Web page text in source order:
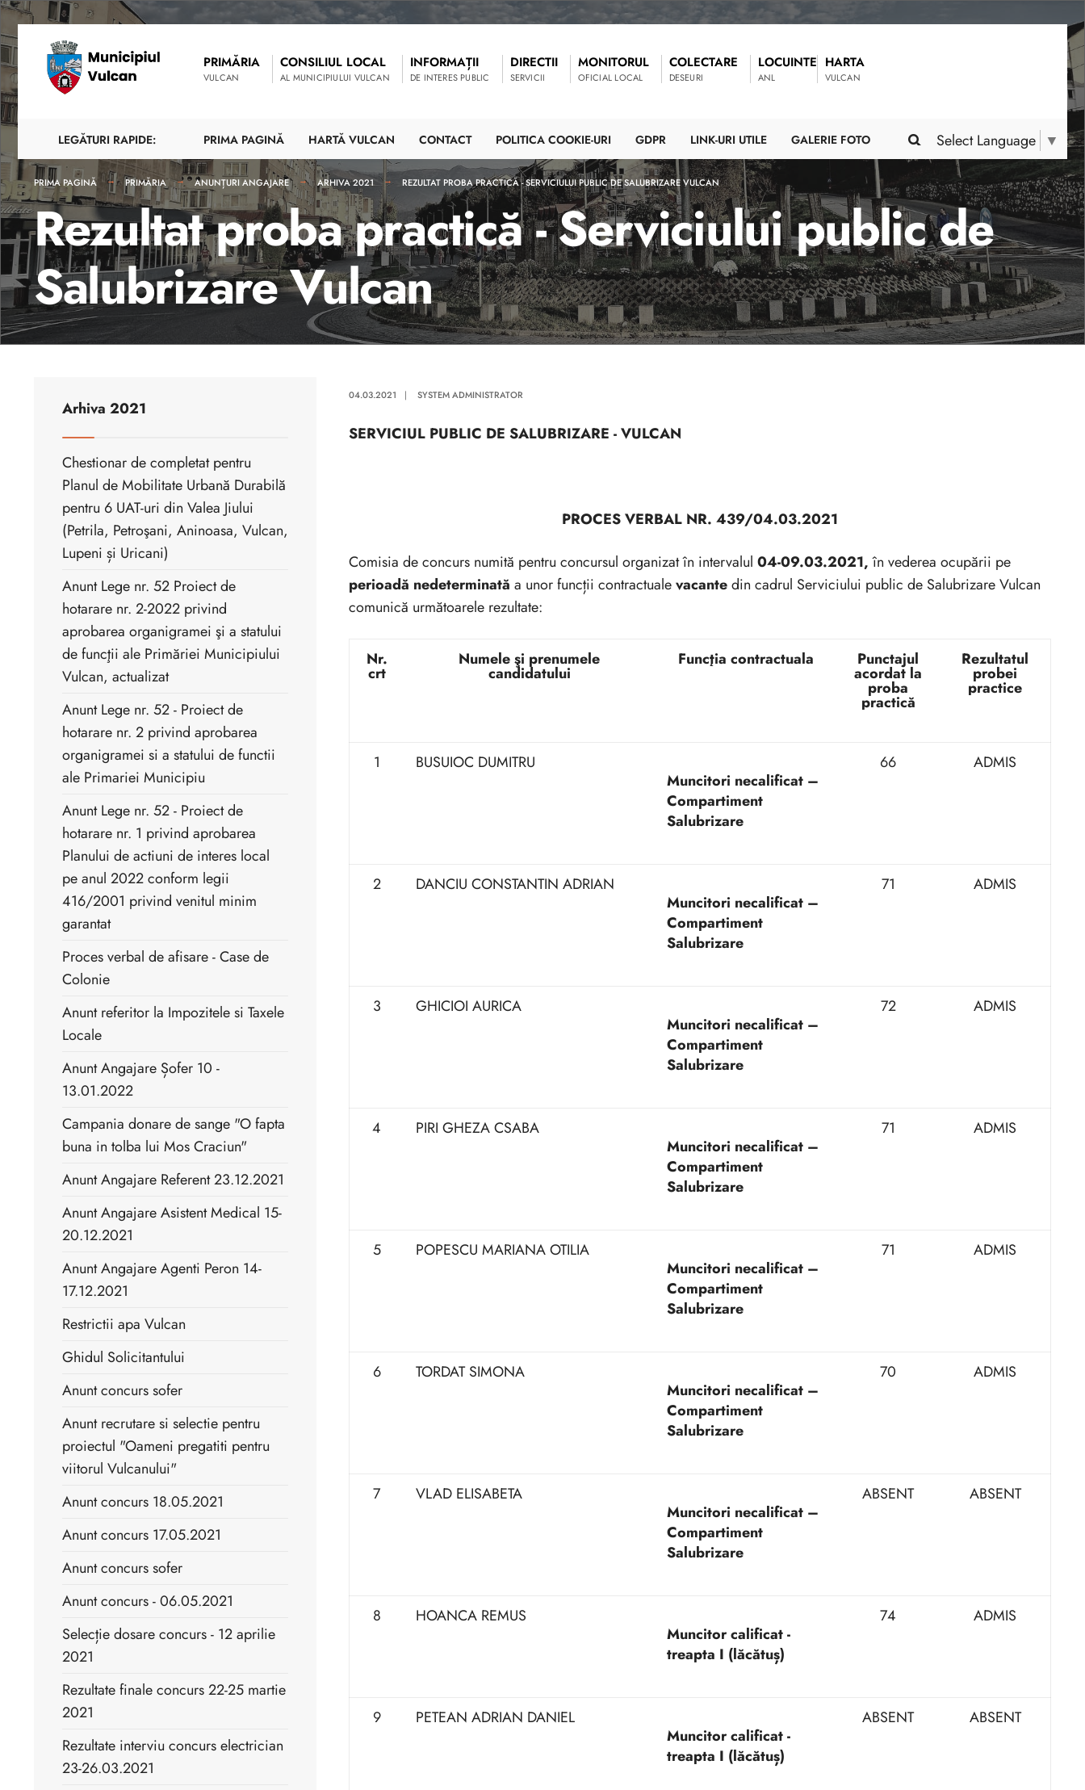
PRIMĂRIA
VULCAN
CONSILIUL LOCAL
AL MUNICIPIULUI VULCAN
INFORMAȚII
DE INTERES PUBLIC
DIRECTII
SERVICII
MONITORUL
OFICIAL LOCAL
COLECTARE
DESEURI
LOCUINTE
ANL
HARTA
VULCAN
Select Language ▼
LEGĂTURI RAPIDE: PRIMA PAGINĂ HARTĂ VULCAN CONTACT POLITICA COOKIE-URI GDPR LINK-URI UTILE GALERIE FOTO
PRIMA PAGINĂ PRIMĂRIA ANUNȚURI ANGAJARE ARHIVA 2021 REZULTAT PROBA PRACTICĂ - SERVICIULUI PUBLIC DE SALUBRIZARE VULCAN
Rezultat proba practică - Serviciului public de
Salubrizare Vulcan
04.03.2021 | SYSTEM ADMINISTRATOR
SERVICIUL PUBLIC DE SALUBRIZARE - VULCAN
PROCES VERBAL NR. 439/04.03.2021
Comisia de concurs numită pentru concursul organizat în intervalul 04-09.03.2021,în vederea ocupării pe
perioadă nedeterminată a unor funcții contractualevacantedin cadrul Serviciului public de Salubrizare Vulcan
comunică următoarele rezultate:
Nr.
crt
Numele şi prenumele
candidatului
Funcţia contractuala Punctajul
acordat la
proba
practică
Rezultatul
probei
practice
1
BUSUIOC DUMITRU
Muncitori necalificat –
Compartiment
Salubrizare
66 ADMIS
2
DANCIU CONSTANTIN ADRIAN
Muncitori necalificat –
Compartiment
Salubrizare
71 ADMIS
3
GHICIOI AURICA
Muncitori necalificat –
Compartiment
Salubrizare
72 ADMIS
4
PIRI GHEZA CSABA
Muncitori necalificat –
Compartiment
Salubrizare
71 ADMIS
5
POPESCU MARIANA OTILIA
Muncitori necalificat –
Compartiment
Salubrizare
71 ADMIS
6
TORDAT SIMONA
Muncitori necalificat –
Compartiment
Salubrizare
70 ADMIS
7
VLAD ELISABETA
Muncitori necalificat –
Compartiment
Salubrizare
ABSENT ABSENT
8
HOANCA REMUS
Muncitor calificat -
treapta I (lăcătuș)
74 ADMIS
9
PETEAN ADRIAN DANIEL
Muncitor calificat -
treapta I (lăcătuș)
ABSENT ABSENT
Arhiva 2021
Chestionar de completat pentru
Planul de Mobilitate Urbană Durabilă
pentru 6 UAT-uri din Valea Jiului
(Petrila, Petroşani, Aninoasa, Vulcan,
Lupeni și Uricani)
Anunt Lege nr. 52 Proiect de
hotarare nr. 2-2022 privind
aprobarea organigramei şi a statului
de funcţii ale Primăriei Municipiului
Vulcan, actualizat
Anunt Lege nr. 52 - Proiect de
hotarare nr. 2 privind aprobarea
organigramei si a statului de functii
ale Primariei Municipiu
Anunt Lege nr. 52 - Proiect de
hotarare nr. 1 privind aprobarea
Planului de actiuni de interes local
pe anul 2022 conform legii
416/2001 privind venitul minim
garantat
Proces verbal de afisare - Case de
Colonie
Anunt referitor la Impozitele si Taxele
Locale
Anunt Angajare Șofer 10 -
13.01.2022
Campania donare de sange "O fapta
buna in tolba lui Mos Craciun"
Anunt Angajare Referent 23.12.2021
Anunt Angajare Asistent Medical 15-
20.12.2021
Anunt Angajare Agenti Peron 14-
17.12.2021
Restrictii apa Vulcan
Ghidul Solicitantului
Anunt concurs sofer
Anunt recrutare si selectie pentru
proiectul "Oameni pregatiti pentru
viitorul Vulcanului"
Anunt concurs 18.05.2021
Anunt concurs 17.05.2021
Anunt concurs sofer
Anunt concurs - 06.05.2021
Selecție dosare concurs - 12 aprilie
2021
Rezultate finale concurs 22-25 martie
2021
Rezultate interviu concurs electrician
23-26.03.2021